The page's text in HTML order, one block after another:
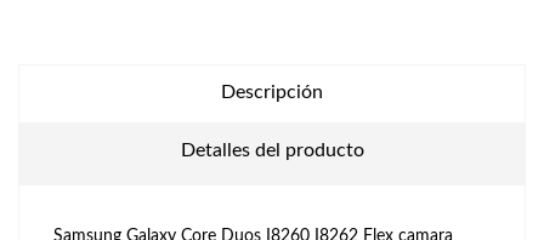
Descripción
Detalles del producto